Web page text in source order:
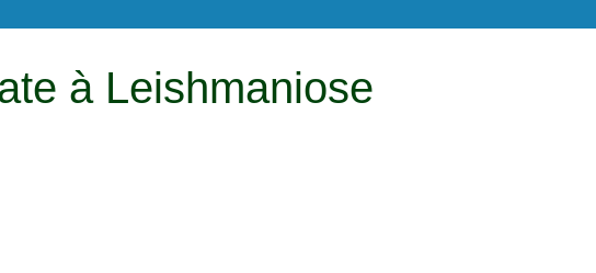
à Leishmaniose